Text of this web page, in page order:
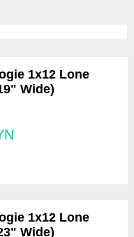
1x12 Lone
Wide)
1x12 Lone
Wide)